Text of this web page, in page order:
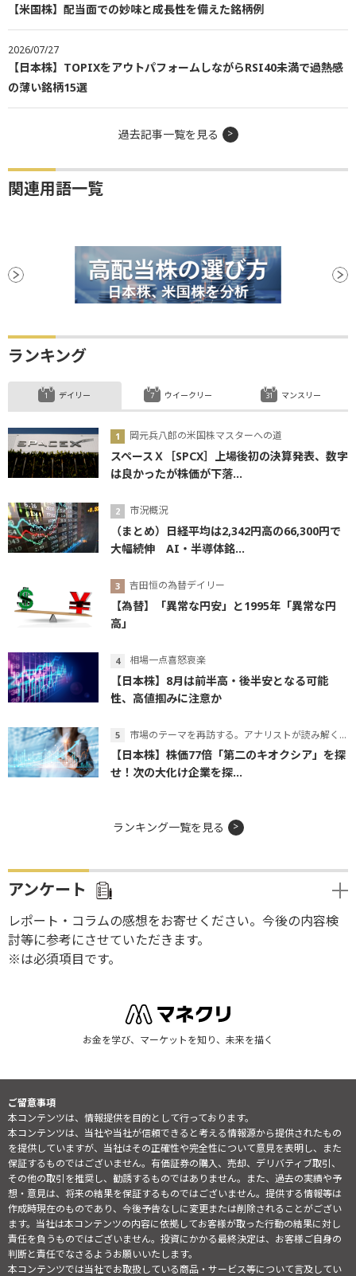
【米国株】配当面での妙味と成長性を備えた銘柄例
2026/07/27
【日本株】TOPIXをアウトパフォームしながらRSI40未満で過熱感
の薄い銘柄15選
過去記事一覧を見る
関連用語一覧
ランキング
デイリー
岡元兵八郎の米国株マスターへの道
スペースＸ［SPCX］上場後初の決算発表、数字
は良かったが株価が下落...
市況概況
（まとめ）日経平均は2,342円高の66,300円で
大幅続伸 AI・半導体銘...
吉田恒の為替デイリー
【為替】「異常な円安」と1995年「異常な円
高」
相場一点喜怒哀楽
【日本株】8月は前半高・後半安となる可能
性、高値掴みに注意か
市場のテーマを再訪する。アナリストが読み解くテーマの本質
【日本株】株価77倍「第二のキオクシア」を探
せ！次の大化け企業を探...
ウイークリー マンスリー
ランキング一覧を見る
アンケート
レポート・コラムの感想をお寄せください。今後の内容検
討等に参考にさせていただきます。
※は必須項目です。
お金を学び、マーケットを知り、未来を描く
ご留意事項
本コンテンツは、情報提供を目的として行っております。
本コンテンツは、当社や当社が信頼できると考える情報源から提供されたもの
を提供していますが、当社はその正確性や完全性について意見を表明し、また
保証するものではございません。有価証券の購入、売却、デリバティブ取引、
その他の取引を推奨し、勧誘するものではありません。また、過去の実績や予
想・意見は、将来の結果を保証するものではございません。提供する情報等は
作成時現在のものであり、今後予告なしに変更または削除されることがござい
ます。当社は本コンテンツの内容に依拠してお客様が取った行動の結果に対し
責任を負うものではございません。投資にかかる最終決定は、お客様ご自身の
判断と責任でなさるようお願いいたします。
本コンテンツでは当社でお取扱している商品・サービス等について言及してい